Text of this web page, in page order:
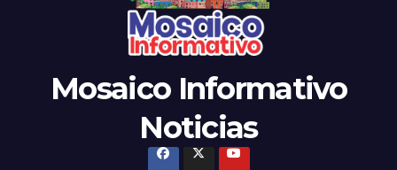
Mosaico Informativo
Noticias